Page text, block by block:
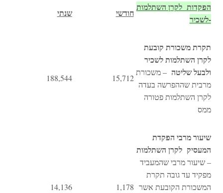
הפקדות לקרן השתלמות
-לשכיר
חודשי שנתי
תקרת משכורת קובעת
לקרן השתלמות לשכיר
ולבעל שליטה – משכורת
מרבית שההפרשה בעדה
לקרן השתלמות פטורה
ממס
15,712
188,544
שיעור מרבי הפקדת
המעסיק לקרן השתלמות
– שיעור מרבי שהמעביד
מפקיד עד גובה תקרת
המשכורת הקובעת אשר 1,178
14,136